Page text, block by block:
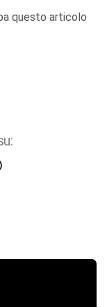
questo articolo